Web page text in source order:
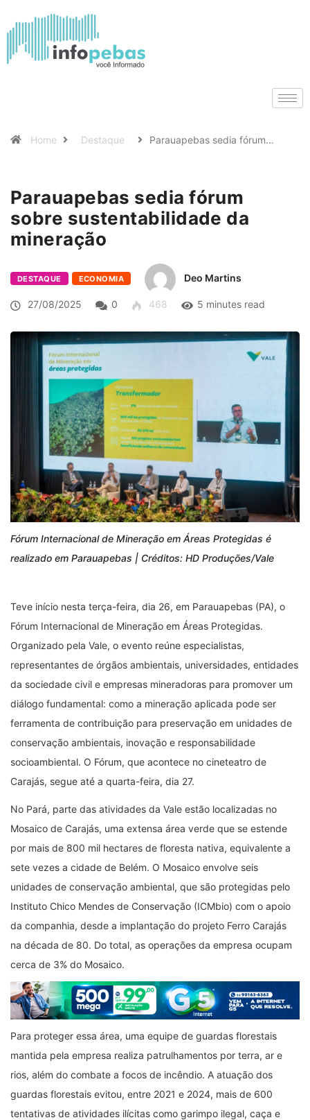
Home Destaque Parauapebas sedia fórum…
Parauapebas sedia fórum
sobre sustentabilidade da
mineração
DESTAQUE ECONOMIA Deo Martins
27/08/2025 0 468 5 minutes read
Fórum Internacional de Mineração em Áreas Protegidas é
realizado em Parauapebas | Créditos: HD Produções/Vale
Teve início nesta terça-feira, dia 26, em Parauapebas (PA), o
Fórum Internacional de Mineração em Áreas Protegidas.
Organizado pela Vale, o evento reúne especialistas,
representantes de órgãos ambientais, universidades, entidades
da sociedade civil e empresas mineradoras para promover um
diálogo fundamental: como a mineração aplicada pode ser
ferramenta de contribuição para preservação em unidades de
conservação ambientais, inovação e responsabilidade
socioambiental. O Fórum, que acontece no cineteatro de
Carajás, segue até a quarta-feira, dia 27.
No Pará, parte das atividades da Vale estão localizadas no
Mosaico de Carajás, uma extensa área verde que se estende
por mais de 800 mil hectares de floresta nativa, equivalente a
sete vezes a cidade de Belém. O Mosaico envolve seis
unidades de conservação ambiental, que são protegidas pelo
Instituto Chico Mendes de Conservação (ICMbio) com o apoio
da companhia, desde a implantação do projeto Ferro Carajás
na década de 80. Do total, as operações da empresa ocupam
cerca de 3% do Mosaico.
Para proteger essa área, uma equipe de guardas florestais
mantida pela empresa realiza patrulhamentos por terra, ar e
rios, além do combate a focos de incêndio. A atuação dos
guardas florestais evitou, entre 2021 e 2024, mais de 600
tentativas de atividades ilícitas como garimpo ilegal, caça e